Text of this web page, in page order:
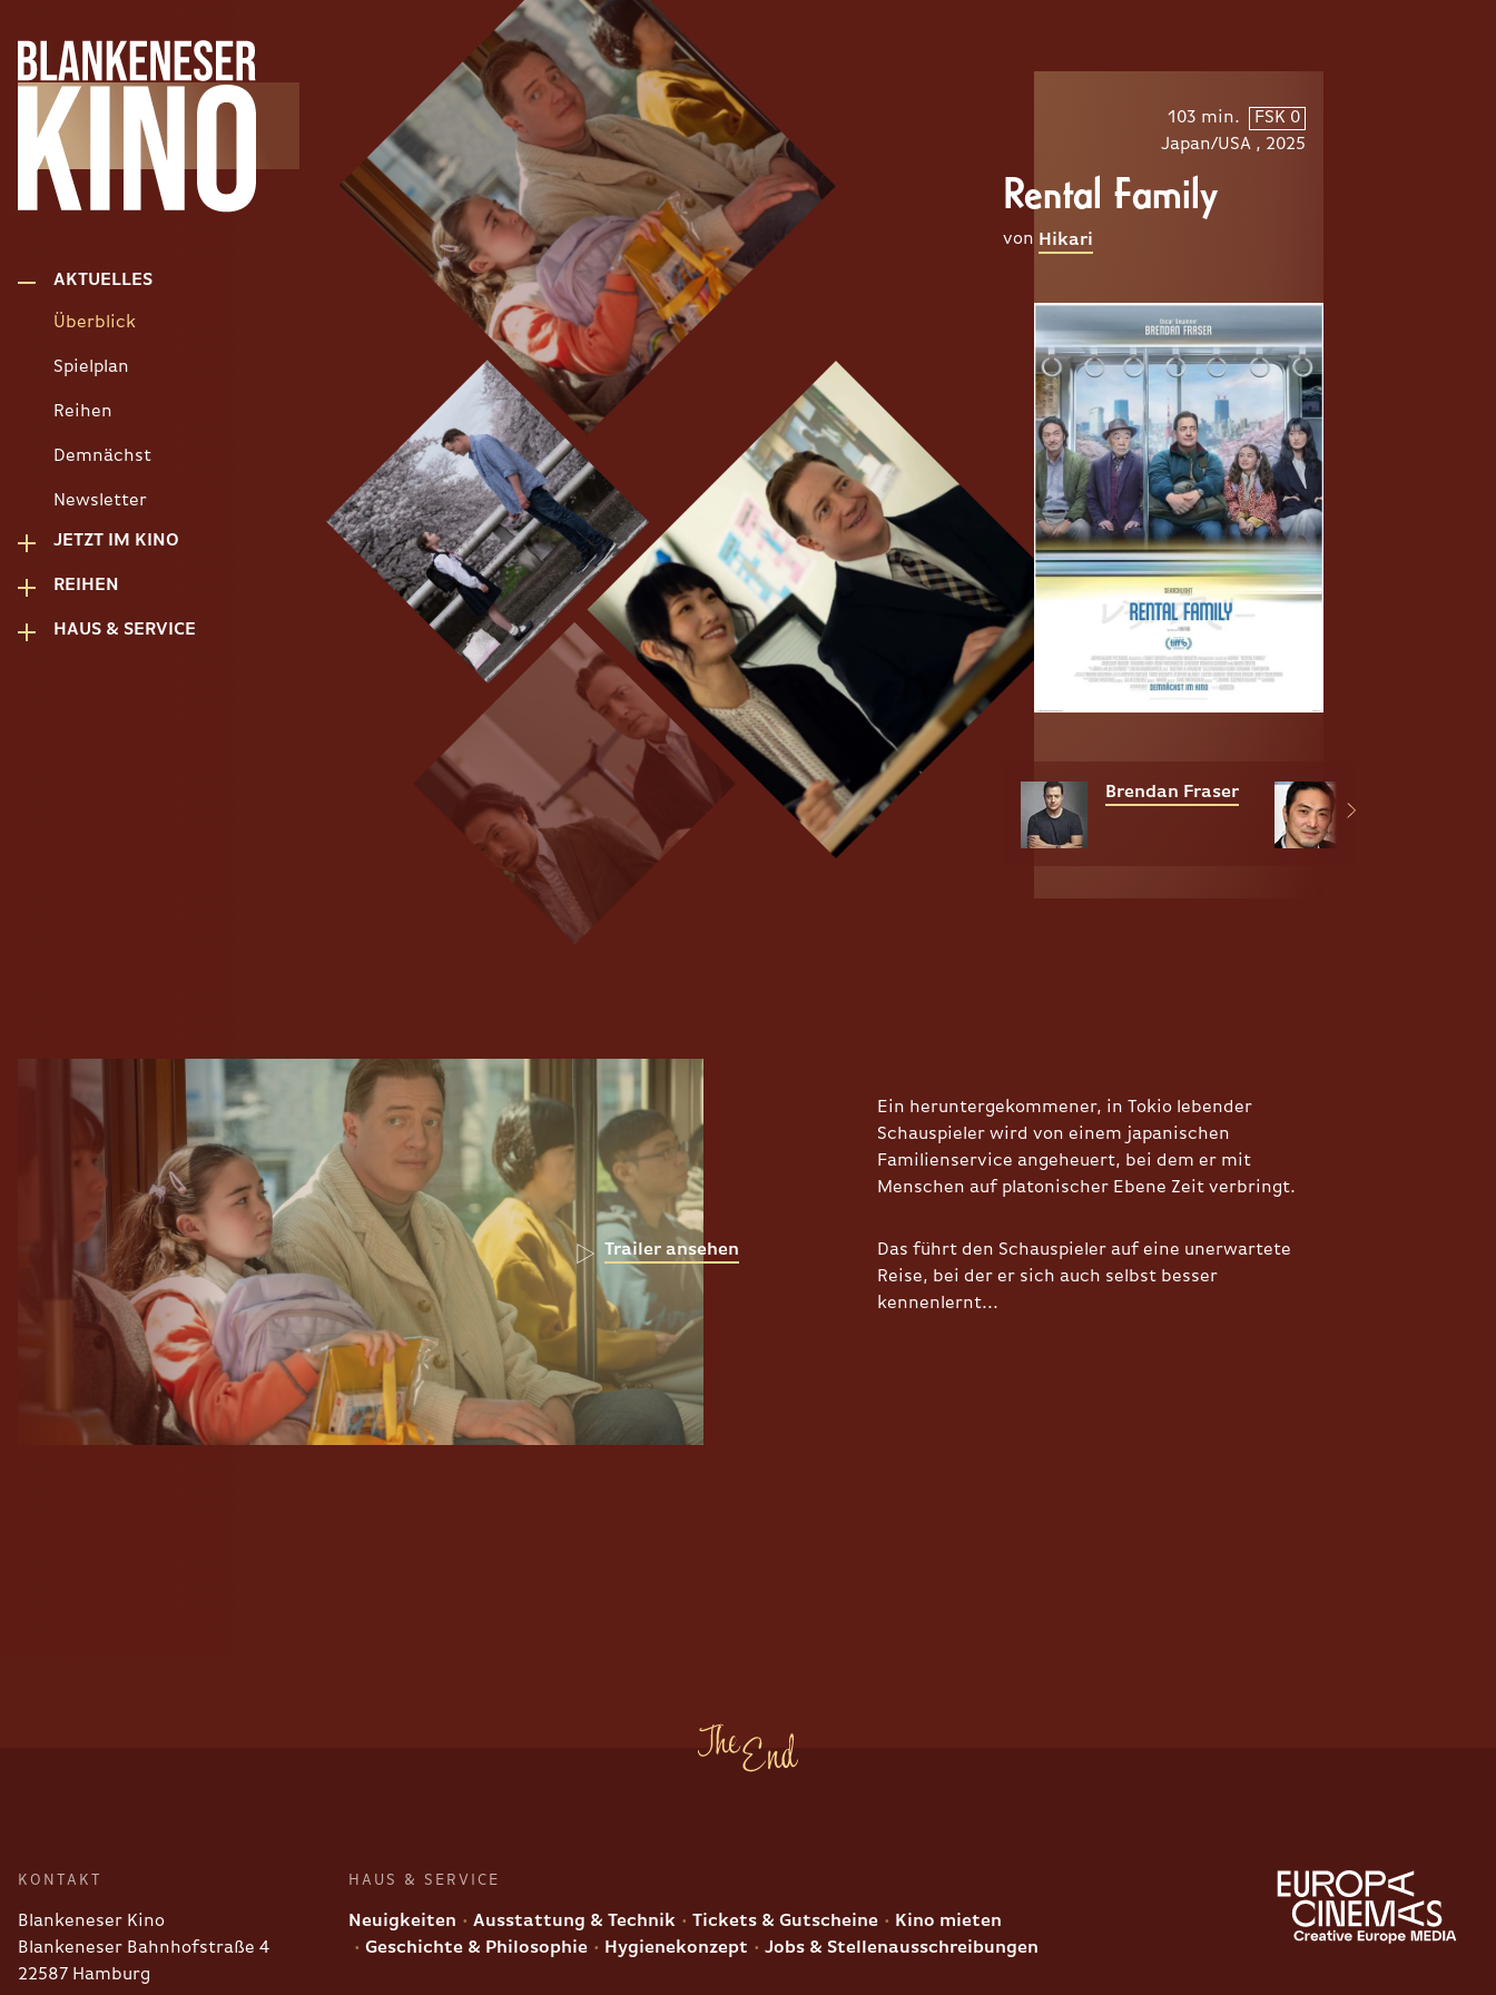
AKTUELLES
Überblick
Spielplan
Reihen
Demnächst
Newsletter
JETZT IM KINO
REIHEN
HAUS & SERVICE
103 min.
FSK 0
Japan/USA , 2025
Rental Family
von Hikari
Brendan Fraser
Trailer ansehen
Ein heruntergekommener, in Tokio lebender
Schauspieler wird von einem japanischen
Familienservice angeheuert, bei dem er mit
Menschen auf platonischer Ebene Zeit verbringt.
Das führt den Schauspieler auf eine unerwartete
Reise, bei der er sich auch selbst besser
kennenlernt...
KONTAKT
Blankeneser Kino
Blankeneser Bahnhofstraße 4
22587 Hamburg
HAUS & SERVICE
Neuigkeiten Ausstattung & Technik Tickets & Gutscheine
Kino mieten
Geschichte & Philosophie
Hygienekonzept Jobs & Stellenausschreibungen